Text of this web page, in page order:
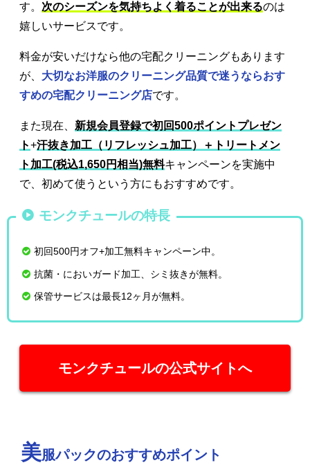
す。 次のシーズンを気持ちよく着ることが出来るのは
嬉しいサービスです。
料金が安いだけなら他の宅配クリーニングもあります
が、 大切なお洋服のクリーニング品質で迷うならおす
すめの宅配クリーニング店です。
また現在、 新規会員登録で初回500ポイントプレゼン
ト+汗抜き加工（リフレッシュ加工）＋トリートメン
ト加工(税込1,650円相当)無料キャンペーンを実施中
で、初めて使うという方にもおすすめです。
モンクチュールの特長
初回500円オフ+加工無料キャンペーン中。
抗菌・においガード加工、シミ抜きが無料。
保管サービスは最長12ヶ月が無料。
モンクチュールの公式サイトへ
美服パックのおすすめポイント